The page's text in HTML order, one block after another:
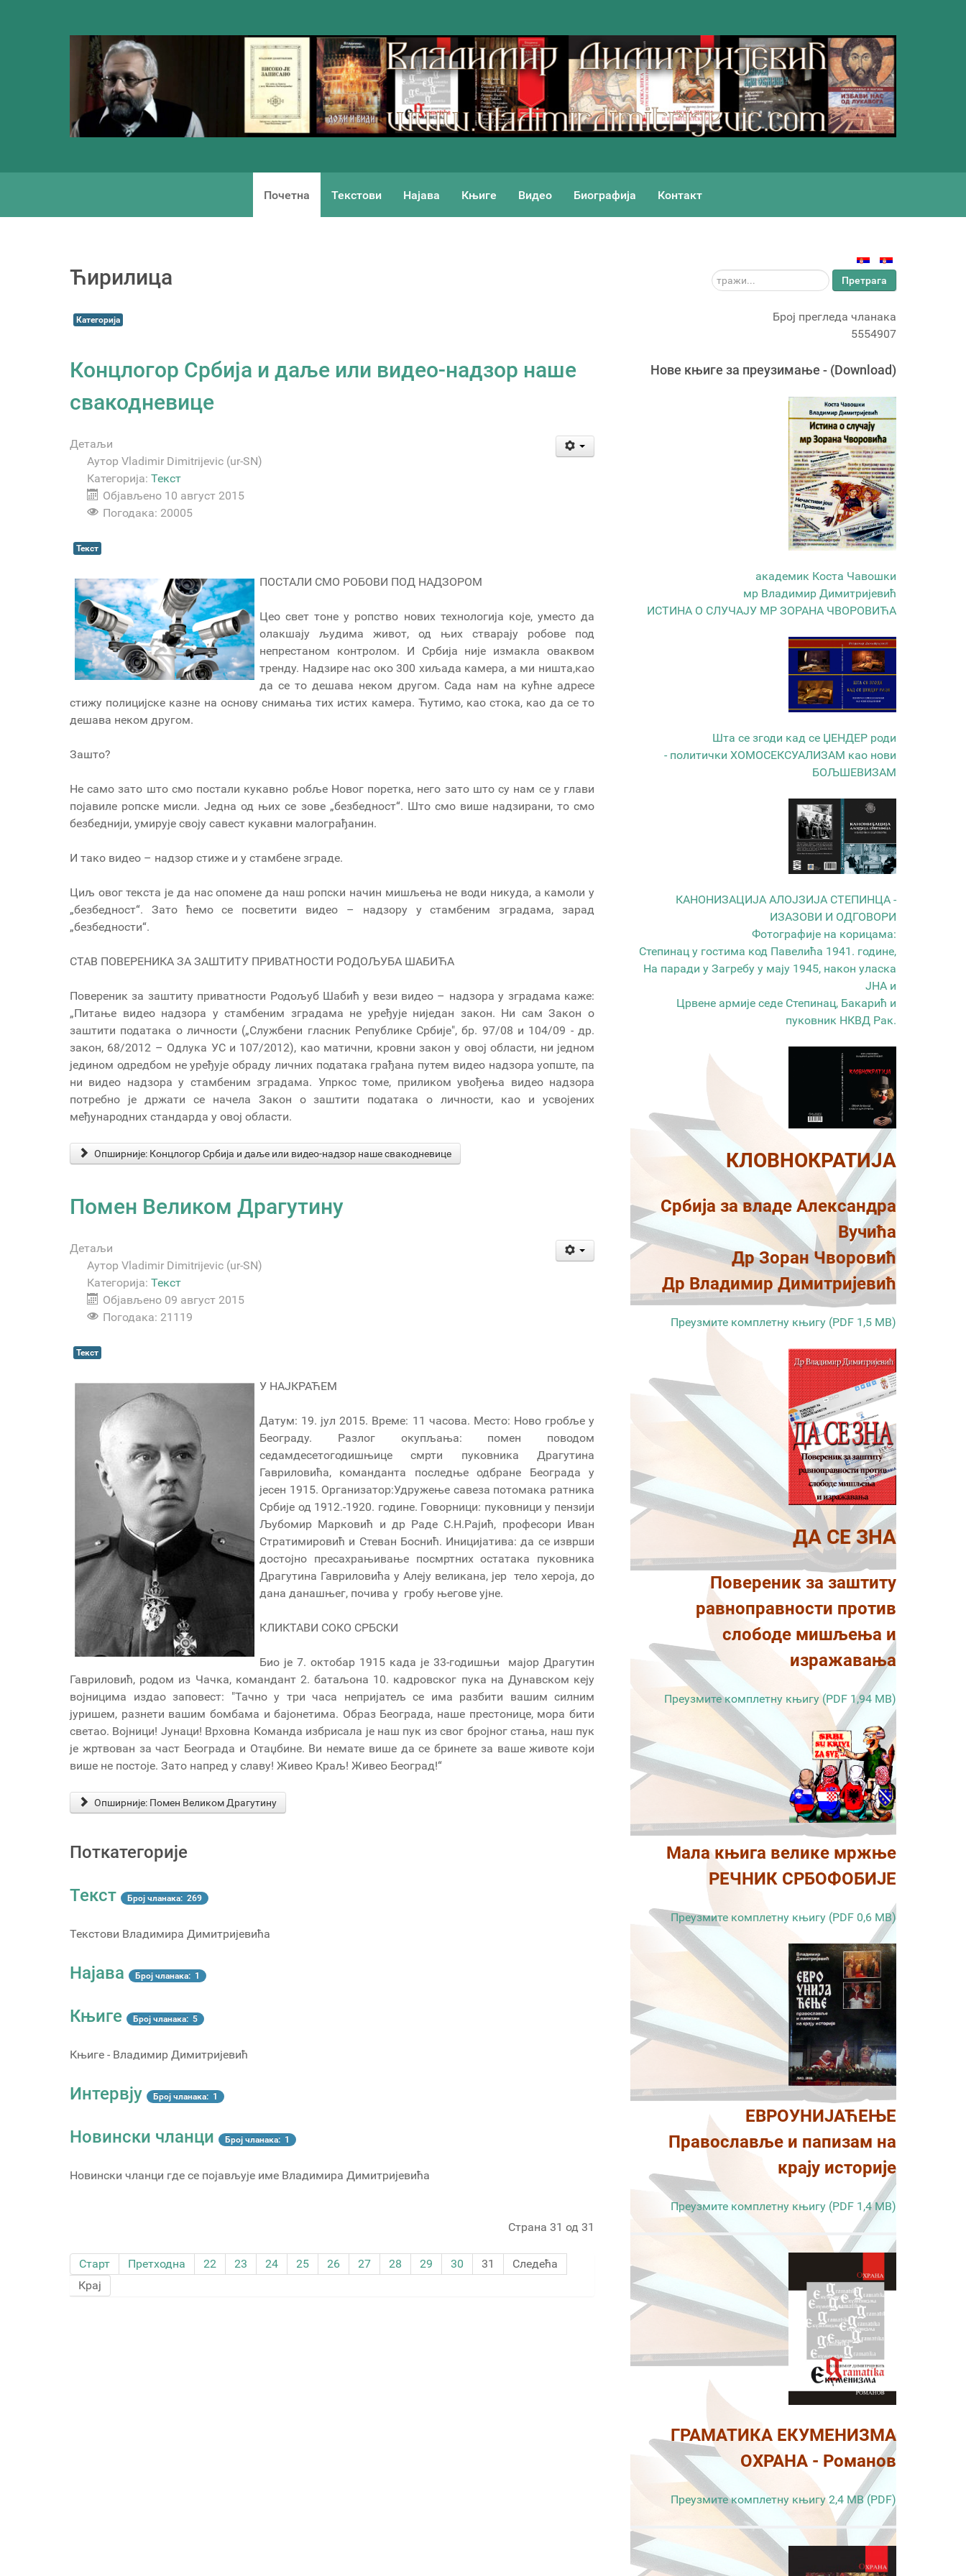
Почетна Текстови Најава Књиге Видео Биографија Контакт
Ћирилица
Категорија
Концлогор Србија и даље или видео-надзор наше
свакодневице
Детаљи
Аутор Vladimir Dimitrijevic (ur-SN)
Категорија: Текст
Објављено 10 август 2015
Погодака: 20005
Текст
ПОСТАЛИ СМО РОБОВИ ПОД НАДЗОРОМ
Цео свет тоне у ропство нових технологија које, уместо да
олакшају људима живот, од њих стварају робове под
непрестаном контролом. И Србија није измакла оваквом
тренду. Надзире нас око 300 хиљада камера, а ми ништа,као
да се то дешава неком другом. Сада нам на кућне адресе
стижу полицијске казне на основу снимања тих истих камера. Ћутимо, као стока, као да се то
дешава неком другом.
Зашто?
Не само зато што смо постали кукавно робље Новог поретка, него зато што су нам се у глави
појавиле ропске мисли. Једна од њих се зове „безбедност“. Што смо више надзирани, то смо
безбеднији, умирује своју савест кукавни малограђанин.
И тако видео – надзор стиже и у стамбене зграде.
Циљ овог текста је да нас опомене да наш ропски начин мишљења не води никуда, а камоли у
„безбедност“. Зато ћемо се посветити видео – надзору у стамбеним зградама, зарад
„безбедности“.
СТАВ ПОВЕРЕНИКА ЗА ЗАШТИТУ ПРИВАТНОСТИ РОДОЉУБА ШАБИЋА
Повереник за заштиту приватности Родољуб Шабић у вези видео – надзора у зградама каже:
„Питање видео надзора у стамбеним зградама не уређује ниједан закон. Ни сам Закон о
заштити података о личности („Службени гласник Републике Србије", бр. 97/08 и 104/09 - др.
закон, 68/2012 – Одлука УС и 107/2012), као матични, кровни закон у овој области, ни једном
једином одредбом не уређује обраду личних података грађана путем видео надзора уопште, па
ни видео надзора у стамбеним зградама. Упркос томе, приликом увођења видео надзора
потребно је држати се начела Закон о заштити података о личности, као и усвојених
међународних стандарда у овој области.
Опширније: Концлогор Србија и даље или видео-надзор наше свакодневице
Помен Великом Драгутину
Детаљи
Аутор Vladimir Dimitrijevic (ur-SN)
Категорија: Текст
Објављено 09 август 2015
Погодака: 21119
Текст
У НАЈКРАЋЕМ
Датум: 19. јул 2015. Време: 11 часова. Место: Ново гробље у
Београду. Разлог окупљања: помен поводом
седамдесетогодишњице смрти пуковника Драгутина
Гавриловића, команданта последње одбране Београда у
јесен 1915. Организатор:Удружење савеза потомака ратника
Србије од 1912.-1920. године. Говорници: пуковници у пензији
Љубомир Марковић и др Раде С.Н.Рајић, професори Иван
Стратимировић и Стеван Боснић. Иницијатива: да се изврши
достојно пресахрањивање посмртних остатака пуковника
Драгутина Гавриловића у Алеју великана, јер тело хероја, до
дана данашњег, почива у гробу његове ујне.
КЛИКТАВИ СОКО СРБСКИ
Био је 7. октобар 1915 када је 33-годишњи мајор Драгутин
Гавриловић, родом из Чачка, командант 2. батаљона 10. кадровског пука на Дунавском кеју
војницима издао заповест: "Тачно у три часа непријатељ се има разбити вашим силним
јуришем, разнети вашим бомбама и бајонетима. Образ Београда, наше престонице, мора бити
светао. Војници! Јунаци! Врховна Команда избрисала је наш пук из свог бројног стања, наш пук
је жртвован за част Београда и Отаџбине. Ви немате више да се бринете за ваше животе који
више не постоје. Зато напред у славу! Живео Краљ! Живео Београд!“
Опширније: Помен Великом Драгутину
Поткатегорије
Текст Број чланака: 269
Текстови Владимира Димитријевића
Најава Број чланака: 1
Књиге Број чланака: 5
Књиге - Владимир Димитријевић
Интервју Број чланака: 1
Новински чланци Број чланака: 1
Новински чланци где се појављује име Владимира Димитријевића
Страна 31 од 31
Старт Претходна 22 23 24 25 26 27 28 29 30 31
Следећа
Крај
тражи... Претрага
Број прегледа чланака
5554907
Новe књигe за преузимање - (Download)
академик Коста Чавошки
мр Владимир Димитријевић
ИСТИНА О СЛУЧАЈУ МР ЗОРАНА ЧВОРОВИЋА
Шта се згоди кад се ЏЕНДЕР роди
- политички ХОМОСЕКСУАЛИЗАМ као нови
БОЉШЕВИЗАМ
КАНОНИЗАЦИЈА АЛОЈЗИЈА СТЕПИНЦА -
ИЗАЗОВИ И ОДГОВОРИ
Фотографије на корицама:
Степинац у гостима код Павелића 1941. године,
На паради у Загребу у мају 1945, након уласка
ЈНА и
Црвене армије седе Степинац, Бакарић и
пуковник НКВД Рак.
КЛОВНОКРАТИЈА
Србија за владе Александра
Вучића
Др Зоран Чворовић
Др Владимир Димитријевић
Преузмите комплетну књигу (PDF 1,5 MB)
ДА СЕ ЗНА
Повереник за заштиту
равноправности против
слободе мишљења и
изражавања
Преузмите комплетну књигу (PDF 1,94 MB)
Мала књига велике мржње
РЕЧНИК СРБОФОБИЈЕ
Преузмите комплетну књигу (PDF 0,6 MB)
ЕВРОУНИЈАЋЕЊЕ
Православље и папизам на
крају историје
Преузмите комплетну књигу (PDF 1,4 MB)
ГРАМАТИКА ЕКУМЕНИЗМА
ОХРАНА - Романов
Преузмите комплетну књигу 2,4 MB (PDF)